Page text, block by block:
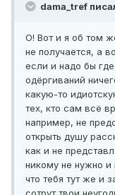
dama_tref
О! Вот и я об том
не получается, а
если и надо бы
одёргиваний
какую-то
тех, кто сам всё
например, не
открыть душу
как и не
никому не нужно
что тебя тут же и